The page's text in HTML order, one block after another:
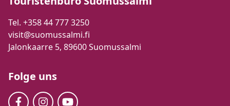
Tel. +358 44 777 3250
visit@suomussalmi.fi
Jalonkaarre 5, 89600 Suomussalmi
Folge uns